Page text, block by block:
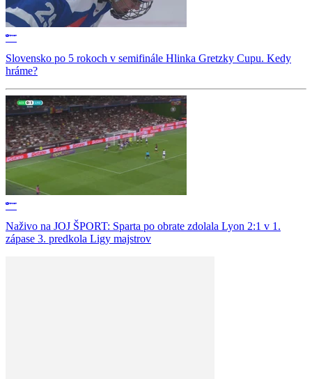
Slovensko po 5 rokoch v semifinále Hlinka Gretzky Cupu. Kedy
hráme?
Naživo na JOJ ŠPORT: Sparta po obrate zdolala Lyon 2:1 v 1.
zápase 3. predkola Ligy majstrov